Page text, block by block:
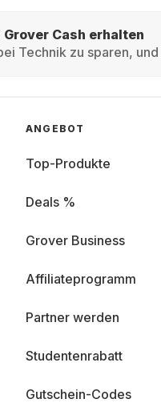
Cash erhalten
Technik zu sparen,
ANGEBOT
Top-Produkte
Deals %
Grover Business
Affiliateprogramm
Partner werden
Studentenrabatt
Gutschein-Codes